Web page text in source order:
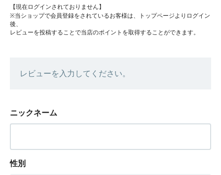
【現在ログインされておりません】
※当ショップで会員登録をされているお客様は、トップページよりログイン
後、
レビューを投稿することで当店のポイントを取得することができます。
レビューを入力してください。
ニックネーム
性別